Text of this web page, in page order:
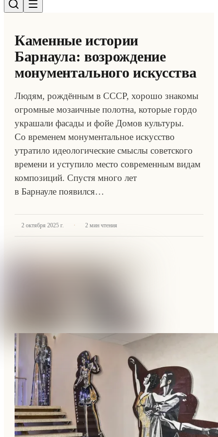
Каменные истории
Барнаула: возрождение
монументального искусства
Людям, рождённым в СССР, хорошо знакомы
огромные мозаичные полотна, которые гордо
украшали фасады и фойе Домов культуры.
Со временем монументальное искусство
утратило идеологические смыслы советского
времени и уступило место современным видам
композиций. Спустя много лет
в Барнауле появился…
2 октября 2025 г. · 2 мин чтения